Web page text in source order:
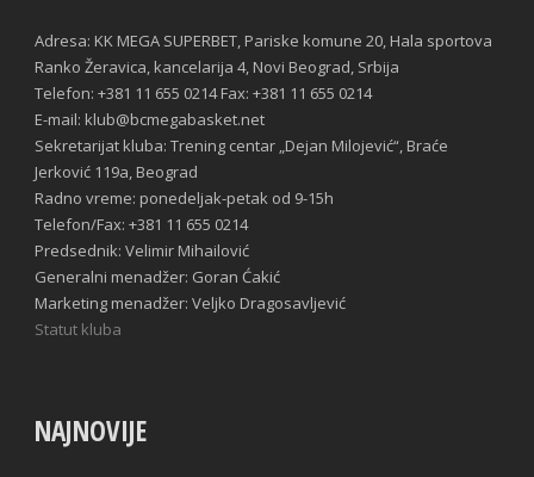
Adresa: KK MEGA SUPERBET, Pariske komune 20, Hala sportova
Ranko Žeravica, kancelarija 4, Novi Beograd, Srbija
Telefon: +381 11 655 0214 Fax: +381 11 655 0214
E-mail: klub@bcmegabasket.net
Sekretarijat kluba: Trening centar „Dejan Milojević“, Braće
Jerković 119a, Beograd
Radno vreme: ponedeljak-petak od 9-15h
Telefon/Fax: +381 11 655 0214
Predsednik: Velimir Mihailović
Generalni menadžer: Goran Ćakić
Marketing menadžer: Veljko Dragosavljević
Statut kluba
NAJNOVIJE